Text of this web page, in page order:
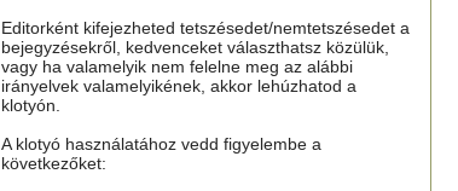
Editorként kifejezheted tetszésedet/nemtetszésedet a
bejegyzésekről, kedvenceket választhatsz közülük,
vagy ha valamelyik nem felelne meg az alábbi
irányelvek valamelyikének, akkor lehúzhatod a
klotyón.
A klotyó használatához vedd figyelembe a
következőket: